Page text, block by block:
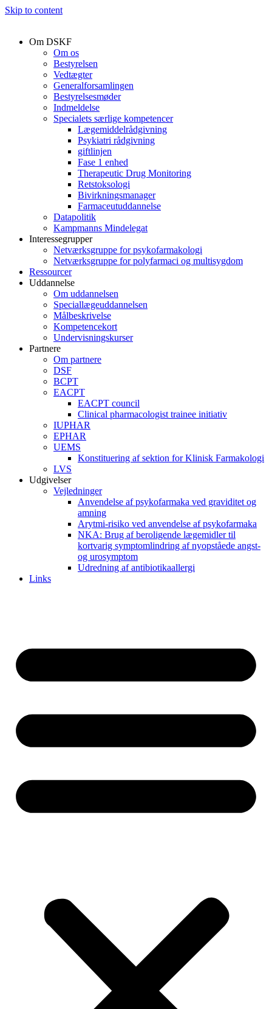
Skip to content
Om DSKF
Om os
Bestyrelsen
Vedtægter
Generalforsamlingen
Bestyrelsesmøder
Indmeldelse
Specialets særlige kompetencer
Lægemiddelrådgivning
Psykiatri rådgivning
giftlinjen
Fase 1 enhed
Therapeutic Drug Monitoring
Retstoksologi
Bivirkningsmanager
Farmaceutuddannelse
Datapolitik
Kampmanns Mindelegat
Interessegrupper
Netværksgruppe for psykofarmakologi
Netværksgruppe for polyfarmaci og multisygdom
Ressourcer
Uddannelse
Om uddannelsen
Speciallægeuddannelsen
Målbeskrivelse
Kompetencekort
Undervisningskurser
Partnere
Om partnere
DSF
BCPT
EACPT
EACPT council
Clinical pharmacologist trainee initiativ
IUPHAR
EPHAR
UEMS
Konstituering af sektion for Klinisk Farmakologi
LVS
Udgivelser
Vejledninger
Anvendelse af psykofarmaka ved graviditet og
amning
Arytmi-risiko ved anvendelse af psykofarmaka
NKA: Brug af beroligende lægemidler til
kortvarig symptomlindring af nyopståede angst-
og urosymptom
Udredning af antibiotikaallergi
Links